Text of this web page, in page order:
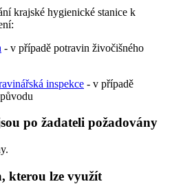
krajské hygienické stanice k
- v případě potravin živočišného
inspekce - v případě
po žadateli požadovány
kterou lze využít